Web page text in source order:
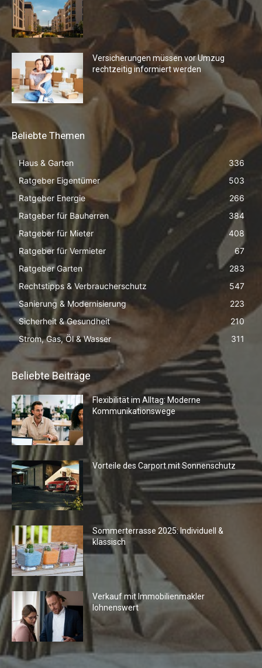
Versicherungen müssen vor Umzug
rechtzeitig informiert werden
Beliebte Themen
Haus & Garten
336
Ratgeber Eigentümer
503
Ratgeber Energie
266
Ratgeber für Bauherren
384
Ratgeber für Mieter
408
Ratgeber für Vermieter
67
Ratgeber Garten
283
Rechtstipps & Verbraucherschutz
547
Sanierung & Modernisierung
223
Sicherheit & Gesundheit
210
Strom, Gas, Öl & Wasser
311
Beliebte Beiträge
Flexibilität im Alltag: Moderne
Kommunikationswege
Vorteile des Carport mit Sonnenschutz
Sommerterrasse 2025: Individuell &
klassisch
Verkauf mit Immobilienmakler
lohnenswert